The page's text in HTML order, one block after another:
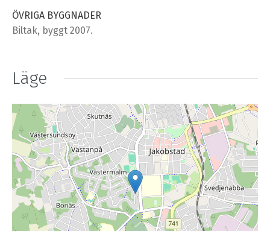
ÖVRIGA BYGGNADER
Biltak, byggt 2007.
Läge